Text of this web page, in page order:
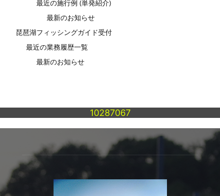
最近の施行例 (単発紹介)
最新のお知らせ
琵琶湖フィッシングガイド受付
最近の業務履歴一覧
最新のお知らせ
10287067